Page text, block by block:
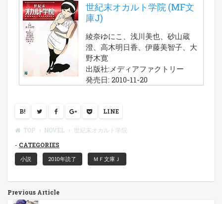
世紀末オカルト学院 (MF文
庫J)
綾奈ゆにこ、浅川美也、砂山蔵
澄、高木明日香、伊藤美智子、大
野木寛
出版社:メディアファクトリー
発売日: 2010-11-20
B! LINE
TOP NOVEL
世紀末オカルト学院
CATEGORIES
小説 2010年読了 ＭＦ文庫Ｊ
Previous Article